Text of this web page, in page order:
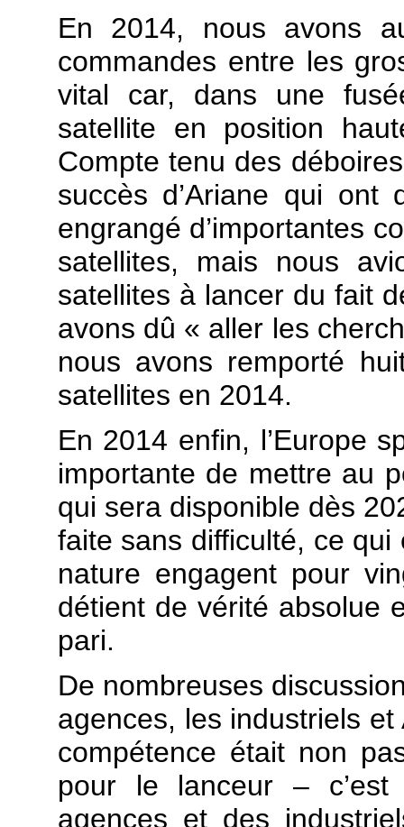
En 2014, nous avons
commandes entre les
vital car, dans une
satellite en position
Compte tenu des
succès d’Ariane qui ont
engrangé d’importantes
satellites, mais nous
satellites à lancer du fait
avons dû « aller les
nous avons remporté
satellites en 2014.
En 2014 enfin, l’Europe
importante de mettre au
qui sera disponible dès
faite sans difficulté, ce
nature engagent pour
détient de vérité absolue
pari.
De nombreuses
agences, les industriels
compétence était non
pour le lanceur – c’est
agences et des